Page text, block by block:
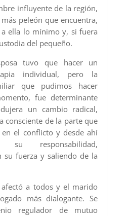
influyente de la región,
peleón que encuentra,
ella lo mínimo y, si fuera
del pequeño.
tuvo que hacer un
individual, pero la
que pudimos hacer
fue determinante
un cambio radical,
consciente de la parte que
el conflicto y desde ahí
responsabilidad,
su fuerza y saliendo de la
afectó a todos y el marido
más dialogante. Se
regulador de mutuo